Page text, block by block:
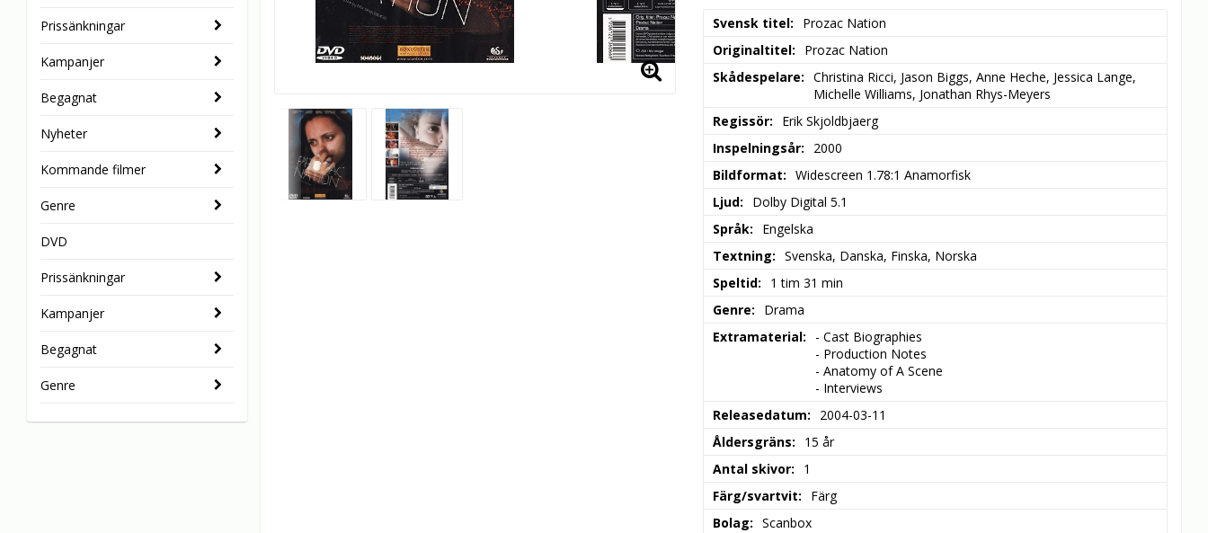
Prissänkningar
Kampanjer
Begagnat
Nyheter
Kommande filmer
Genre
DVD
Prissänkningar
Kampanjer
Begagnat
Genre
Svensk titel
Prozac Nation
Originaltitel
Prozac Nation
Skådespelare
Christina Ricci, Jason Biggs, Anne Heche, Jessica Lange,
Michelle Williams, Jonathan Rhys-Meyers
Regissör
Erik Skjoldbjaerg
Inspelningsår
2000
Bildformat
Widescreen 1.78:1 Anamorfisk
Ljud
Dolby Digital 5.1
Språk
Engelska
Textning
Svenska, Danska, Finska, Norska
Speltid
1 tim 31 min
Genre
Drama
Extramaterial
- Cast Biographies
- Production Notes
- Anatomy of A Scene
- Interviews
Releasedatum
2004-03-11
Åldersgräns
15 år
Antal skivor
1
Färg/svartvit
Färg
Bolag
Scanbox